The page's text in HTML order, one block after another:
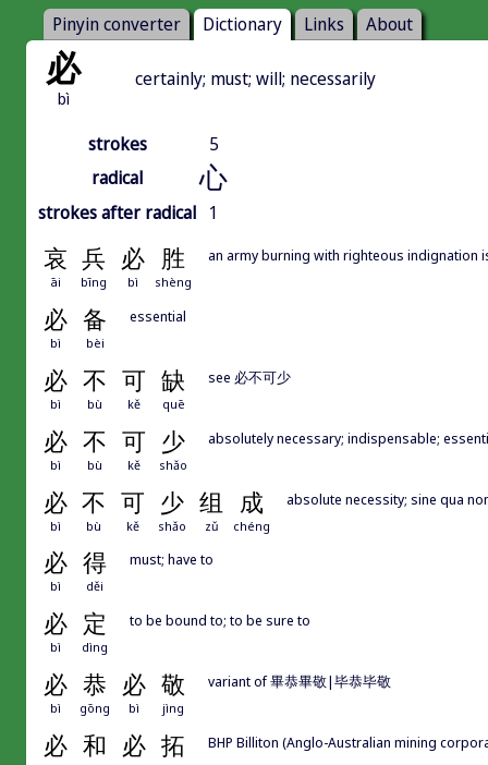
Pinyin converter Dictionary Links About
必
bì
certainly; must; will; necessarily
strokes
5
radical
心
strokes after radical 1
哀 兵 必 胜
āi bīng bì shèng
an army burning with righteous indignation
必 备
bì bèi
essential
必 不 可 缺
bì bù kě quē
see 必不可少
必 不 可 少
bì bù kě shǎo
absolutely necessary; indispensable;
必 不 可 少 组 成
bì bù kě shǎo zǔ chéng
absolute necessity; sine qua
必 得
bì děi
must; have to
必 定
bì dìng
to be bound to; to be sure to
必 恭 必 敬
bì gōng bì jìng
variant of 畢恭畢敬|毕恭毕敬
必 和 必 拓 BHP Billiton (Anglo-Australian mining